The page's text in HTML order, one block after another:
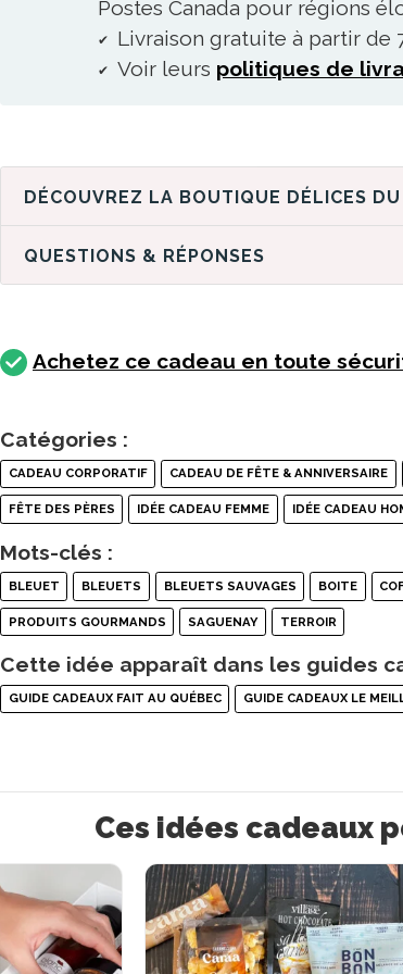
Postes Canada pour régions
Livraison gratuite à partir de
Voir leurs politiques de
DÉCOUVREZ LA
QUESTIONS & RÉPONSES
Achetez ce cadeau en toute
Catégories :
CADEAU CORPORATIF CADEAU DE FÊTE & ANNIVERSAIRE
FÊTE DES PÈRES IDÉE CADEAU FEMME IDÉE CADEAU
Mots-clés :
BLEUET BLEUETS BLEUETS SAUVAGES BOITE
PRODUITS GOURMANDS SAGUENAY TERROIR
Cette idée apparaît dans les guides
GUIDE CADEAUX FAIT AU QUÉBEC GUIDE CADEAUX LE
Ces idées cadeaux